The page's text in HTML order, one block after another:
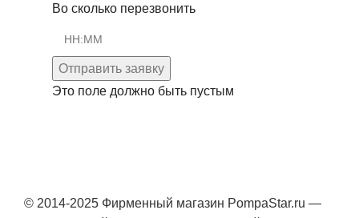
Во сколько перезвонить
Отправить заявку
Это поле должно быть пустым
© 2014-2025 Фирменный магазин PompaStar.ru —